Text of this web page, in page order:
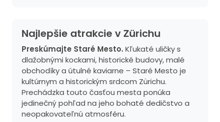
Najlepšie atrakcie v Zürichu
Preskúmajte Staré Mesto. Kľukaté uličky s
dlažobnými kockami, historické budovy, malé
obchodíky a útulné kaviarne – Staré Mesto je
kultúrnym a historickým srdcom Zürichu.
Prechádzka touto časťou mesta ponúka
jedinečný pohľad na jeho bohaté dedičstvo a
neopakovateľnú atmosféru.